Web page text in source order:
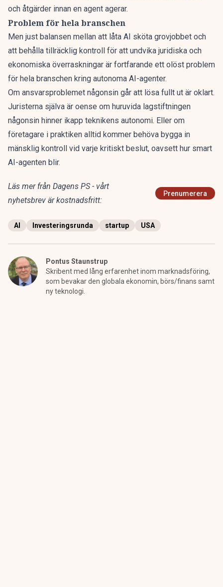
och åtgärder innan en agent agerar.
Problem för hela branschen
Men just balansen mellan att låta AI sköta grovjobbet och
att behålla tillräcklig kontroll för att undvika juridiska och
ekonomiska överraskningar är fortfarande ett olöst problem
för hela branschen kring autonoma AI-agenter.
Om ansvarsproblemet någonsin går att lösa fullt ut är oklart.
Juristerna själva är oense om huruvida lagstiftningen
någonsin hinner ikapp teknikens autonomi. Eller om
företagare i praktiken alltid kommer behöva bygga in
mänsklig kontroll vid varje kritiskt beslut, oavsett hur smart
AI-agenten blir.
Läs mer från Dagens PS - vårt
nyhetsbrev är kostnadsfritt:
Prenumerera
AI Investeringsrunda startup USA
Pontus Staunstrup
Skribent med lång erfarenhet inom marknadsföring,
som bevakar den globala ekonomin, börs/finans samt
ny teknologi.